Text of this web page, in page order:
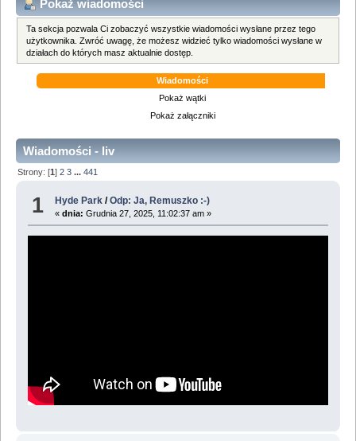
Pokaż wiadomości
Ta sekcja pozwala Ci zobaczyć wszystkie wiadomości wysłane przez tego
użytkownika. Zwróć uwagę, że możesz widzieć tylko wiadomości wysłane w
działach do których masz aktualnie dostęp.
Wiadomości
Pokaż wątki
Pokaż załączniki
Wiadomości - liv
Strony: [1]2 3 ...441
1 Hyde Park /Odp: Ja, Remuszko :-)
«dnia: Grudnia 27, 2025, 11:02:37 am »